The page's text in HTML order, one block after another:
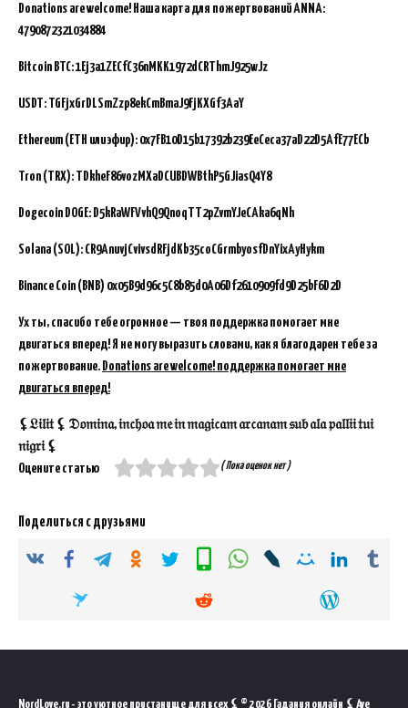
Donations are welcome! Наша карта для пожертвований ANNA:
4790872321034884
Bitcoin BTC:1Ej3a1ZECfC36nMKK1972dCRThmJ925wJz
USDT: TGFjxGrDLSmZzp8ekCmBmaJ9FjKXGf3AaY
Ethereum (ETH или эфир): 0x7FB10D15b17392b239EeCeca37aD22D5AfE77ECb
Tron (TRX): TDkheF86vozMXaDCUBDWBthP5GJiasQ4Y8
Dogecoin DOGE: D5kRaWFVvhQ9QnoqTT2pZvmYJeCAka6qNh
Solana (SOL): CR9AnuvjCvivsdRFjdKb35coCGrmbyosfDnYixAyHykm
Binance Coin (BNB) 0x05B9d96c5C8b85d0A06Df2610909fd9D25bF6D2D
Ух ты, спасибо тебе огромное — твоя поддержка помогает мне
двигаться вперед! Я не могу выразить словами, как я благодарен тебе за
пожертвование. Donations are welcome! поддержка помогает мне
двигаться вперед!
⚸𝔏𝔦𝔩𝔦𝔱 ⚸ 𝔇𝔬𝔪𝔦𝔫𝔞, 𝔦𝔫𝔠𝔥𝔬𝔞 𝔪𝔢 𝔦𝔫 𝔪𝔞𝔤𝔦𝔠𝔞𝔪 𝔞𝔯𝔠𝔞𝔫𝔞𝔪 𝔰𝔲𝔟 𝔞𝔩𝔞 𝔭𝔞𝔩𝔩𝔦𝔦 𝔱𝔲𝔦
𝔫𝔦𝔤𝔯𝔦 ⚸
Оцените статью
( Пока оценок нет )
Поделиться с друзьями
NordLove.ru - это уютное пристанище для всех ⚸ © 2026 Гадания онлайн ⚸ Ave